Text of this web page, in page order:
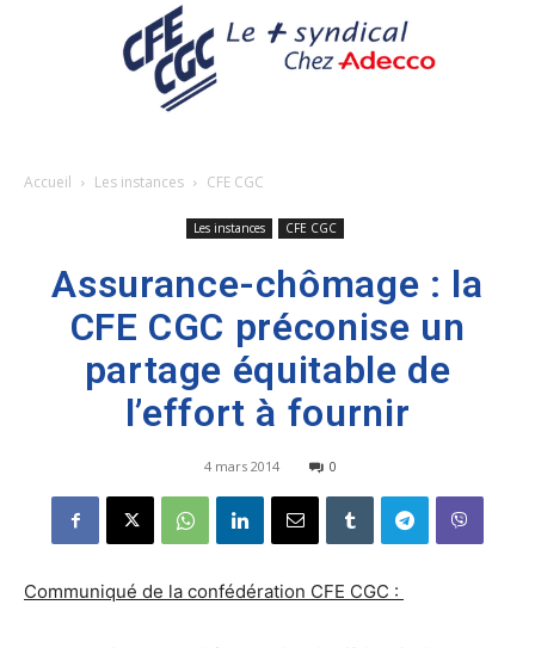
Accueil Les instances CFE CGC
Les instances CFE CGC
Assurance-chômage : la
CFE CGC préconise un
partage équitable de
l’effort à fournir
4 mars 2014 0
Communiqué de la confédération CFE CGC :